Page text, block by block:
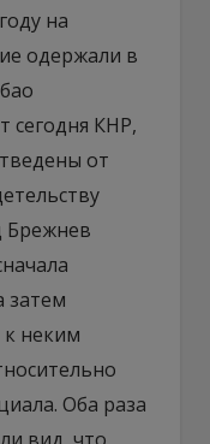
на
одержали в
сегодня КНР,
от
Брежнев
затем
неким
Оба раза
вид, что